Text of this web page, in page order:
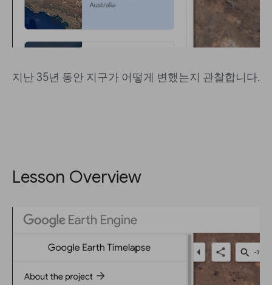
지난 35년 동안 지구가 어떻게 변했는지 관찰합니다.
Lesson Overview